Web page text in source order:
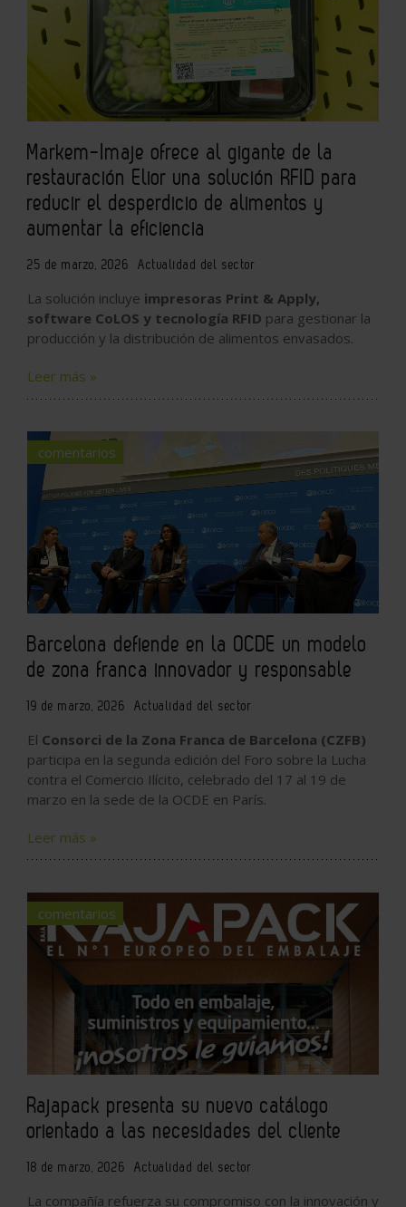
Markem-Imaje ofrece al gigante de la
restauración Elior una solución RFID para
reducir el desperdicio de alimentos y
aumentar la eficiencia
25 de marzo, 2026 Actualidad del sector
La solución incluye impresoras Print & Apply,
software CoLOS y tecnología RFID para gestionar la
producción y la distribución de alimentos envasados.
Leer más »
comentarios
Barcelona defiende en la OCDE un modelo
de zona franca innovador y responsable
19 de marzo, 2026 Actualidad del sector
El Consorci de la Zona Franca de Barcelona (CZFB)
participa en la segunda edición del Foro sobre la Lucha
contra el Comercio Ilícito, celebrado del 17 al 19 de
marzo en la sede de la OCDE en París.
Leer más »
comentarios
Rajapack presenta su nuevo catálogo
orientado a las necesidades del cliente
18 de marzo, 2026 Actualidad del sector
La compañía refuerza su compromiso con la innovación y